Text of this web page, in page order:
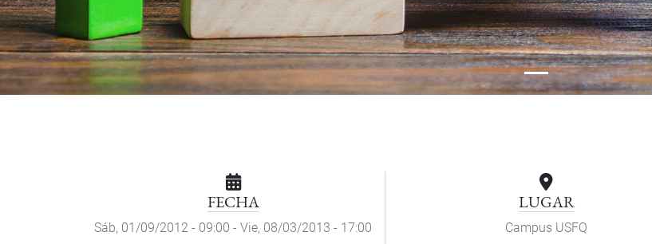
FECHA
Sáb, 01/09/2012 - 09:00 - Vie, 08/03/2013 - 17:00
LUGAR
Campus USFQ